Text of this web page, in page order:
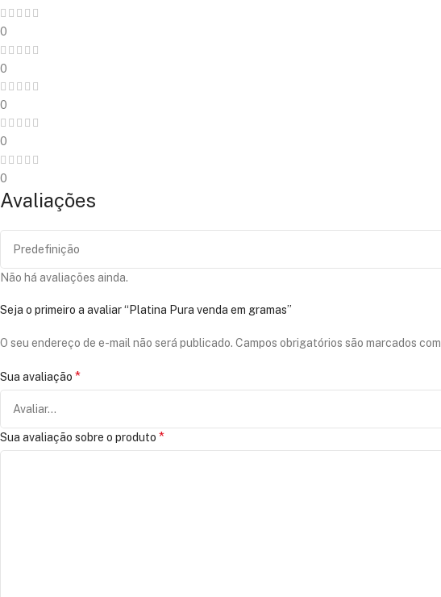
0
0
0
0
0
Avaliações
Não há avaliações ainda.
Seja o primeiro a avaliar “Platina Pura venda em gramas”
O seu endereço de e-mail não será publicado. Campos obrigatórios são marcados com
Sua avaliação *
Sua avaliação sobre o produto *